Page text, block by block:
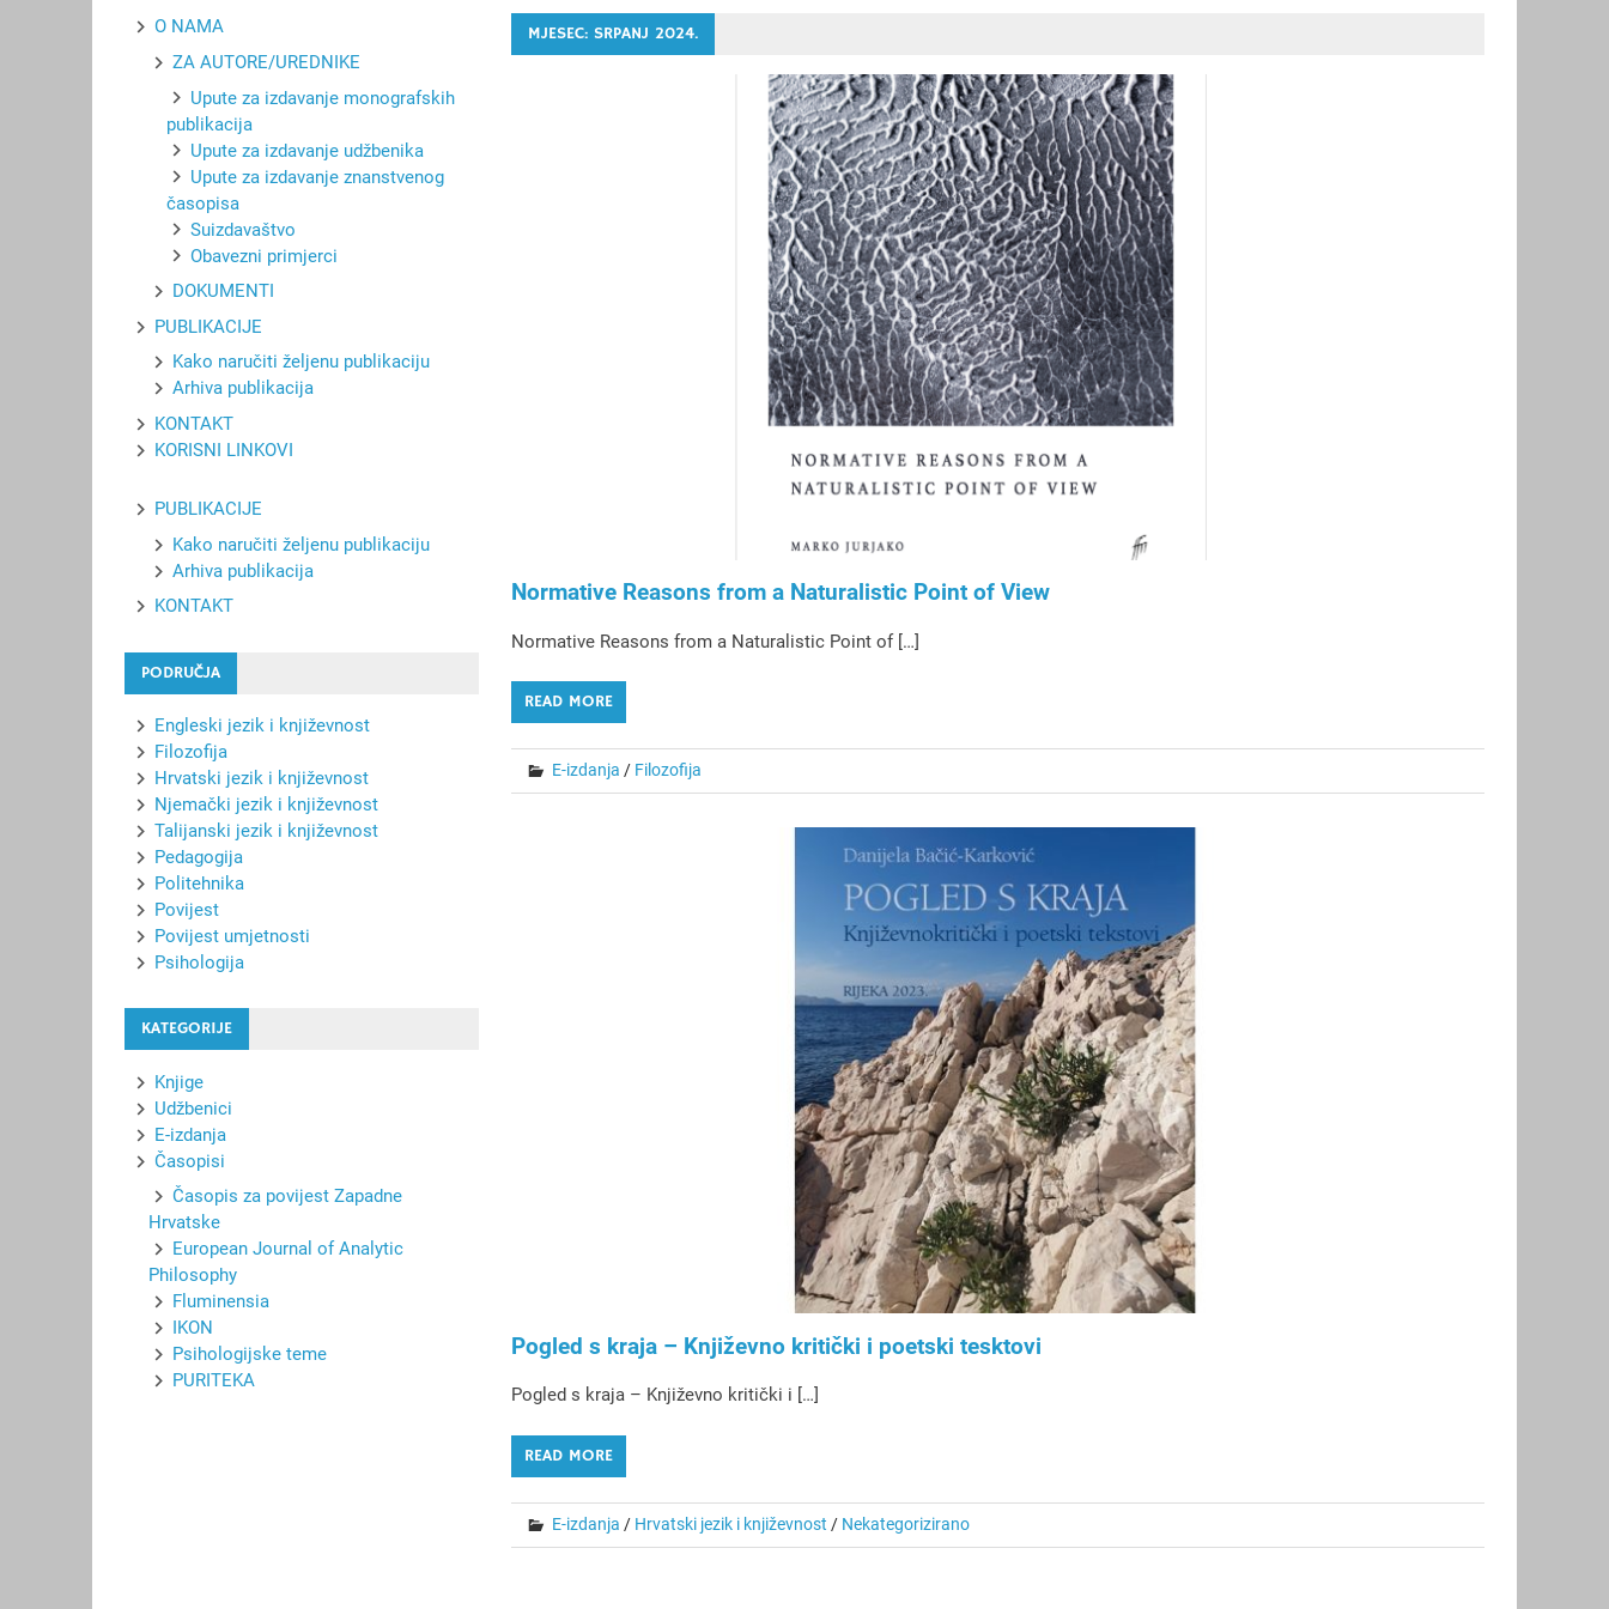
MJESEC: SRPANJ 2024.
Normative Reasons from a Naturalistic Point of View
Normative Reasons from a Naturalistic Point of […]
READ MORE
E-izdanja / Filozofija
Pogled s kraja – Književno kritički i poetski tesktovi
Pogled s kraja – Književno kritički i […]
READ MORE
E-izdanja / Hrvatski jezik i književnost / Nekategorizirano
O NAMA
ZA AUTORE/UREDNIKE
Upute za izdavanje monografskih
publikacija
Upute za izdavanje udžbenika
Upute za izdavanje znanstvenog
časopisa
Suizdavaštvo
Obavezni primjerci
DOKUMENTI
PUBLIKACIJE
Kako naručiti željenu publikaciju
Arhiva publikacija
KONTAKT
KORISNI LINKOVI
PUBLIKACIJE
Kako naručiti željenu publikaciju
Arhiva publikacija
KONTAKT
PODRUČJA
Engleski jezik i književnost
Filozofija
Hrvatski jezik i književnost
Njemački jezik i književnost
Talijanski jezik i književnost
Pedagogija
Politehnika
Povijest
Povijest umjetnosti
Psihologija
KATEGORIJE
Knjige
Udžbenici
E-izdanja
Časopisi
Časopis za povijest Zapadne
Hrvatske
European Journal of Analytic
Philosophy
Fluminensia
IKON
Psihologijske teme
PURITEKA